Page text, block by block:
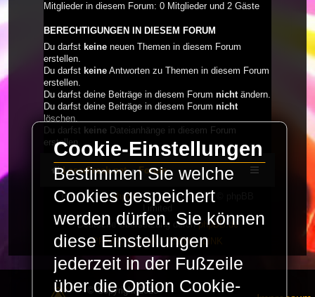
Mitglieder in diesem Forum: 0 Mitglieder und 2 Gäste
BERECHTIGUNGEN IN DIESEM FORUM
Du darfst keine neuen Themen in diesem Forum
erstellen.
Du darfst keine Antworten zu Themen in diesem Forum
erstellen.
Du darfst deine Beiträge in diesem Forum nichtändern.
Du darfst deine Beiträge in diesem Forum nicht
löschen.
Du darfst keine Dateianhänge in diesem Forum
erstellen.
LaserFreak.net Forum
Powered byphpBB® Forum Software © phpBB
Limited
Deutsche Übersetzung durchphpBB.de
PRIVACY_LINK
TERMS_LINK
© Copyright 2025 -
Cookie-Einstellungen
Bestimmen Sie welche
Cookies gespeichert
werden dürfen. Sie können
diese Einstellungen
jederzeit in der Fußzeile
über die Option Cookie-